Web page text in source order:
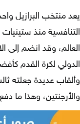
يعد منتخب البرازيل
التنافسية منذ
الدولي لكرة القدم
وألقاب عديدة جعلته
والأرجنتين، وهذا ما